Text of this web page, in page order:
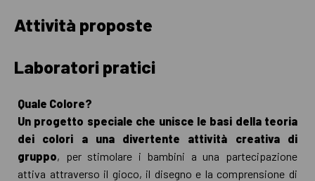
Attività proposte
Laboratori pratici
Quale Colore?
Un progetto speciale che unisce le basi della teoria
dei colori a una divertente attività creativa di
gruppo, per stimolare i bambini a una partecipazione
attiva attraverso il gioco, il disegno e la comprensione di